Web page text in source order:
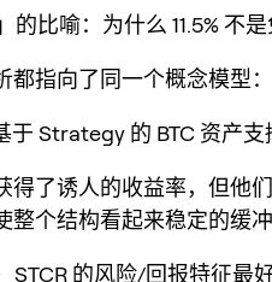
的比喻：为什么 11.5% 不
都指向了同一个概念模型：
于 Strategy 的 BTC 资产支
得了诱人的收益率，但他
整个结构看起来稳定的缓
STCR 的风险/回报特征最